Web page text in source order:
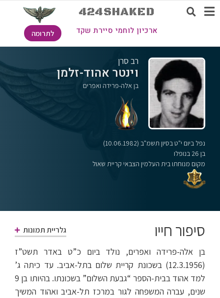
424SHAKED
ארכיון לוחמי סיירת שקד לתרומה
רב סרן
וינטר אהוד-זלמן
בן אלה-פרידה ואפרים
נפל ביום י"ט בסיון תשמ"ב (10.06.1982)
בן 26 בנופלו
מקום מנוחתו בית העלמין הצבאי קריית שאול
סיפור חייו גלריית תמונות
בן אלה-פרידה ואפרים, נולד ביום כ”ט באדר תשט”ז
(12.3.1956) בשכונת קריית שלום בתל-אביב. עד כיתה ג’
למד אהוד בבית-הספר “גבעת השלום” בשכונתו. בהיותו בן 9
שנים, עברה המשפחה לגור במרכז תל-אביב ואהוד המשיך